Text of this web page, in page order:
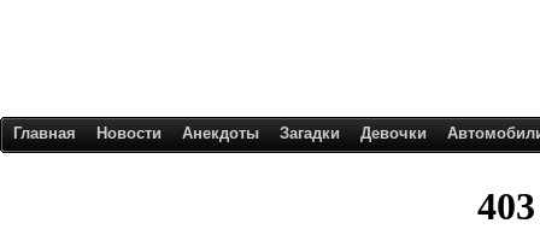
Главная Новости Анекдоты Загадки Девочки